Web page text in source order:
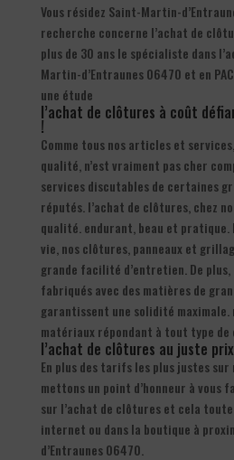
Vous résidez Saint-Martin-
recherche concerne l’achat de
plus de 30 ans le spécialiste dans
Martin-d’Entraunes 06470 et en
une étude
l’achat de clôtures à coût
!
Comme tous nos articles et
qualité, n’est vraiment pas cher
services discutables de certaines
réputés. l’achat de clôtures, chez
qualité. endurant, beau et
vie, nos clôtures, panneaux et
grande facilité d’entretien. De
fabriqués avec des matières de
garantissent une solidité maximale.
matériaux répondant à tout type de
l’achat de clôtures au juste
En plus des tarifs les plus justes sur
mettons un point d’honneur à vous
sur l’achat de clôtures et cela
internet ou dans la boutique à
d’Entraunes 06470.